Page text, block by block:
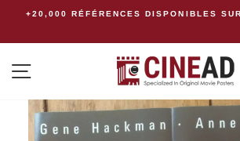
Passer+20,000 RÉFÉRENCES DISPONIBLES